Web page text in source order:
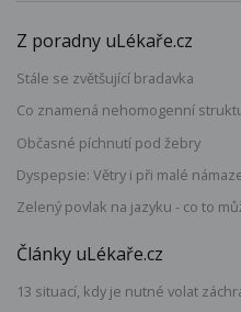
Z poradny uLékaře.cz
Stále se zvětšující bradavka
Co znamená nehomogenní
Občasné píchnutí pod žebry
Dyspepsie: Větry i při malé
Zelený povlak na jazyku - co to
Články uLékaře.cz
13 situací, kdy je nutné volat